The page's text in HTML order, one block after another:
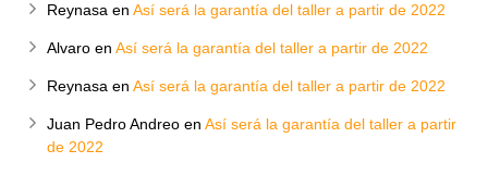
Reynasa en Así será la garantía del taller a partir de 2022
Alvaro en Así será la garantía del taller a partir de 2022
Reynasa en Así será la garantía del taller a partir de 2022
Juan Pedro Andreo en Así será la garantía del taller a partir
de 2022